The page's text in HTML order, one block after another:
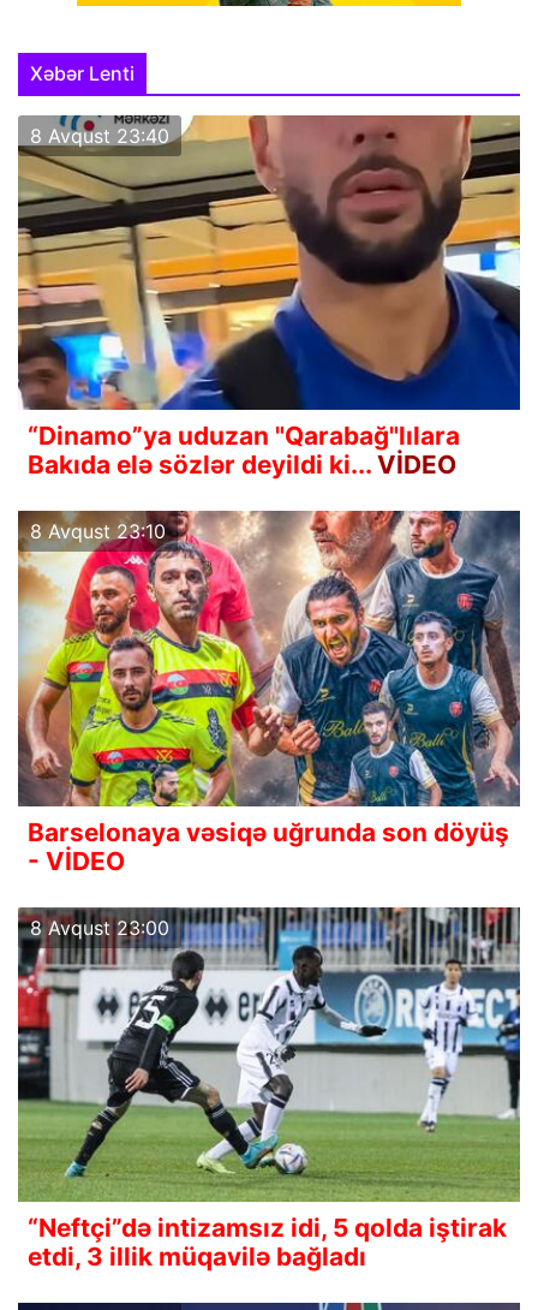
Xəbər Lenti
8 Avqust 23:40
“Dinamo”ya uduzan "Qarabağ"lılara
Bakıda elə sözlər deyildi ki... VİDEO
8 Avqust 23:10
Barselonaya vəsiqə uğrunda son döyüş
- VİDEO
8 Avqust 23:00
“Neftçi”də intizamsız idi, 5 qolda iştirak
etdi, 3 illik müqavilə bağladı